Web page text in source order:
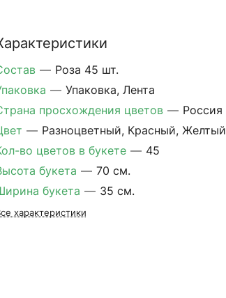
— Роза 45 шт.
— Упаковка, Лента
просхождения цветов — Россия
— Разноцветный, Красный, Желтый
во цветов в букете — 45
букета — 70 см.
букета — 35 см.
характеристики